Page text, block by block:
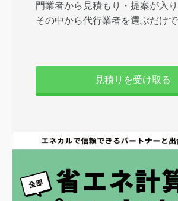
門業者から見積もり・提案が入り
その中から代行業者を選ぶだけで
見積りを受け取る